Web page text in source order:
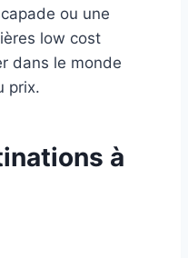
ou une
low cost
dans le monde
prix.
à